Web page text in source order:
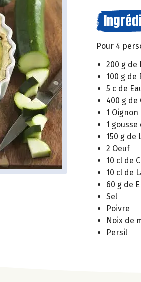
Pour 4
200 g de
100 g de
5 c de
400 g de
1 Oignon
1 gousse
150 g de
2 Oeuf
10 cl de
10 cl de
60 g de
Sel
Poivre
Noix de
Persil